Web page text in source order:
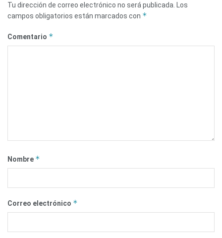
Tu dirección de correo electrónico no será publicada.
Los
campos obligatorios están marcados con *
Comentario *
Nombre *
Correo electrónico *